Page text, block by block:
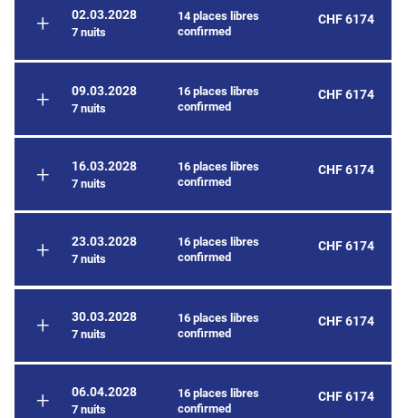
02.03.2028
7 nuits
14 places libres
confirmed
CHF 6174
09.03.2028
7 nuits
16 places libres
confirmed
CHF 6174
16.03.2028
7 nuits
16 places libres
confirmed
CHF 6174
23.03.2028
7 nuits
16 places libres
confirmed
CHF 6174
30.03.2028
7 nuits
16 places libres
confirmed
CHF 6174
06.04.2028
7 nuits
16 places libres
confirmed
CHF 6174